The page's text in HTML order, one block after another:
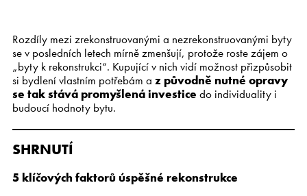
Rozdíly mezi zrekonstruovanými a nezrekonstruovanými byty
se v posledních letech mírně zmenšují, protože roste zájem o
„byty k rekonstrukci“. Kupující v nich vidí možnost přizpůsobit
si bydlení vlastním potřebám a z původně nutné opravy
se tak stává promyšlená investice do individuality i
budoucí hodnoty bytu.
SHRNUTÍ
5 klíčových faktorů úspěšné rekonstrukce